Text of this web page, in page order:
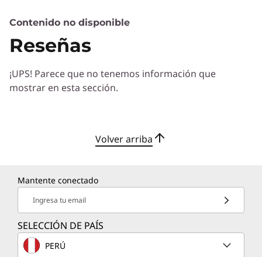
Servicios de Soluciones
Diseñe la mejor estrategia para su empresa.
correcta para sus exclusivas necesidades
empresariales.
Servicios de Implementación
ayudaremos a simplificar la implementación de nuevas
tecnologías para que pueda concentrarse en su
empresa.
Más información
Contenido no disponible
Reseñas
¡UPS! Parece que no tenemos información que
mostrar en esta sección.
Volver arriba
Mantente conectado
Ingresa tu email
SELECCIÓN DE PAÍS
PERÚ